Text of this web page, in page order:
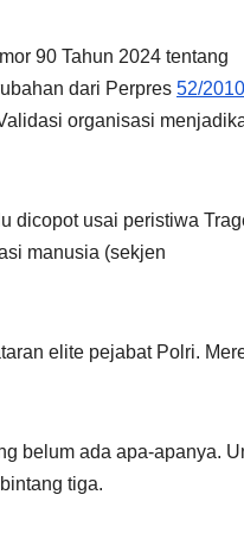
90 Tahun 2024 tentang
dari Perpres 52/2010
organisasi
dicopot usai peristiwa
manusia (sekjen
elite pejabat Polri.
belum ada apa-apanya.
tiga.